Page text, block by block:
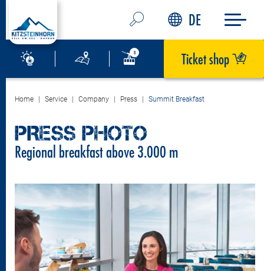
Ticket shop
DE
Home Service Company Press Summit Breakfast
PRESS PHOTO
Regional breakfast above 3.000 m